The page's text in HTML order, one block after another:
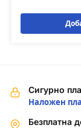
Сигурно
Наложен
Безплатна